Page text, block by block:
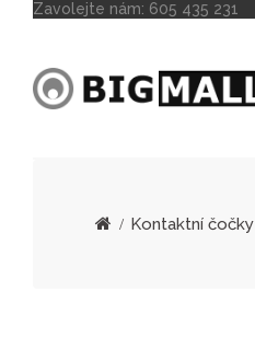
Zavolejte nám: 605 435 231
Kontaktní čočky